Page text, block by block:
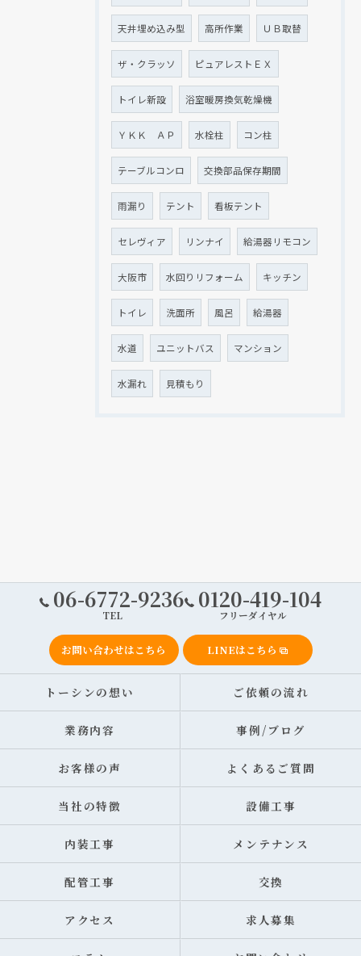
天井埋め込み型 高所作業 ＵＢ取替
ザ・クラッソ ピュアレストＥＸ
トイレ新設 浴室暖房換気乾燥機
ＹＫＫ ＡＰ 水栓柱 コン柱
テーブルコンロ 交換部品保存期間
雨漏り テント 看板テント
セレヴィア リンナイ 給湯器リモコン
大阪市 水回りリフォーム キッチン
トイレ 洗面所 風呂 給湯器
水道 ユニットバス マンション
水漏れ 見積もり
06-6772-9236
TEL
0120-419-104
フリーダイヤル
お問い合わせはこちら LINEはこちら
トーシンの想い ご依頼の流れ
業務内容 事例/ブログ
お客様の声 よくあるご質問
当社の特徴 設備工事
内装工事 メンテナンス
配管工事 交換
アクセス 求人募集